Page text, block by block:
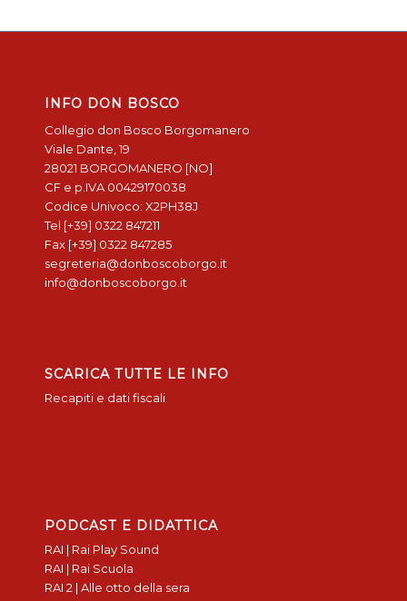
INFO DON BOSCO
Collegio don Bosco Borgomanero
Viale Dante, 19
28021 BORGOMANERO [NO]
CF e p.IVA 00429170038
Codice Univoco: X2PH38J
Tel [+39] 0322 847211
Fax [+39] 0322 847285
segreteria@donboscoborgo.it
info@donboscoborgo.it
SCARICA TUTTE LE INFO
Recapiti e dati fiscali
PODCAST E DIDATTICA
RAI | Rai Play Sound
RAI | Rai Scuola
RAI 2 | Alle otto della sera